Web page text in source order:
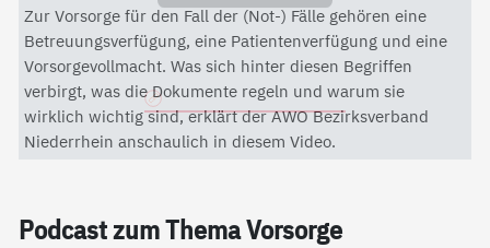
Mit dem Aktivieren des Videos akzeptieren Sie die
Datenschutzerklärung von YouTube.
Datenschutzerklärung
Zur Vorsorge für den Fall der (Not-) Fälle gehören eine
Betreuungsverfügung, eine Patientenverfügung und eine
Vorsorgevollmacht. Was sich hinter diesen Begriffen
verbirgt, was die Dokumente regeln und warum sie
wirklich wichtig sind, erklärt der AWO Bezirksverband
Niederrhein anschaulich in diesem Video.
Pod­cast zum The­ma Vor­sor­ge